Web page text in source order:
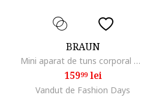
BRAUN
Mini aparat de tuns corporal BS1000 Wet&Dry, cu pieptene de tuns, pe baterii, Alb
15999lei
Vandut de Fashion Days